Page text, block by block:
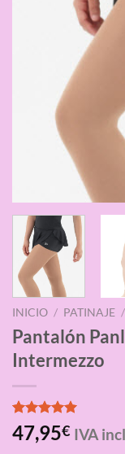
INICIO / PATINAJE /
Pantalón
Intermezzo
Valorado
con5.00
1
47,95€ IVA